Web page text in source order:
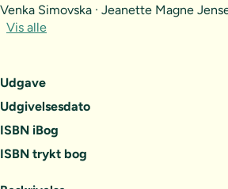
Udgave
Udgivelsesdato
ISBN iBog
ISBN trykt bog
Venka Simovska · Jeanette Magne
Vis alle